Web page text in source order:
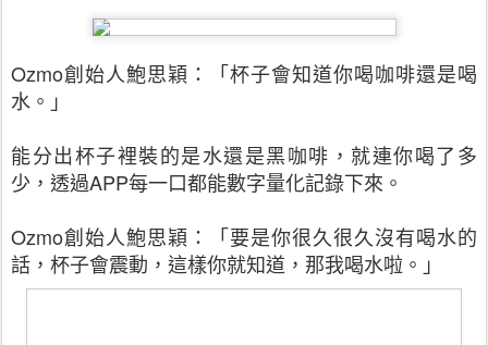
Ozmo創始人鮑思穎：「杯子會知道你喝咖啡還是喝
水。」
能分出杯子裡裝的是水還是黑咖啡，就連你喝了多
少，透過APP每一口都能數字量化記錄下來。
Ozmo創始人鮑思穎：「要是你很久很久沒有喝水的
話，杯子會震動，這樣你就知道，那我喝水啦。」